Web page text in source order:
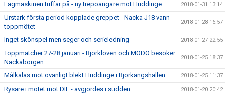
Lagmaskinen tuffar på - ny trepoängare mot Huddinge 2018-01-31 13:14
Urstark första period kopplade greppet - Nacka J18 vann
toppmötet
2018-01-28 16:57
Inget skönspel men seger och serieledning 2018-01-27 22:55
Toppmatcher 27-28 januari - Björklöven och MODO besöker
Nackaborgen
2018-01-25 18:37
Målkalas mot ovanligt blekt Huddinge i Björkängshallen 2018-01-25 11:37
Rysare i mötet mot DIF - avgjordes i sudden 2018-01-20 20:42